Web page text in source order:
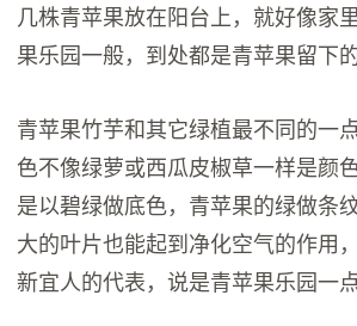
几株青苹果放在阳台上，就好像家
果乐园一般，到处都是青苹果留下
青苹果竹芋和其它绿植最不同的一
色不像绿萝或西瓜皮椒草一样是颜
是以碧绿做底色，青苹果的绿做条
大的叶片也能起到净化空气的作用
新宜人的代表，说是青苹果乐园一